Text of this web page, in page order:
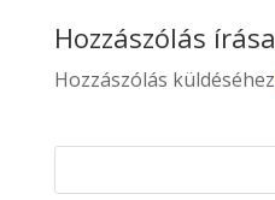
Hozzászólás írása
Hozzászólás küldéséhez